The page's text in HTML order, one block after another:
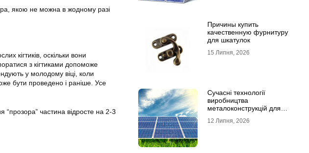
якою не можна в жодному разі
кігтиків, оскільки вони
з кігтиками допоможе
у молодому віці, коли
бути проведено і раніше. Усе
“прозора” частина відросте на 2-3
Причины купить
качественную фурнитуру
для шкатулок
15 Липня, 2026
Сучасні технології
виробництва
металоконструкцій для
12 Липня, 2026